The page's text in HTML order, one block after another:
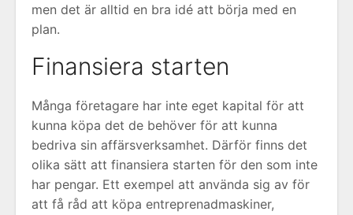
men det är alltid en bra idé att börja med en
plan.
Finansiera starten
Många företagare har inte eget kapital för att
kunna köpa det de behöver för att kunna
bedriva sin affärsverksamhet. Därför finns det
olika sätt att finansiera starten för den som inte
har pengar. Ett exempel att använda sig av för
att få råd att köpa entreprenadmaskiner,